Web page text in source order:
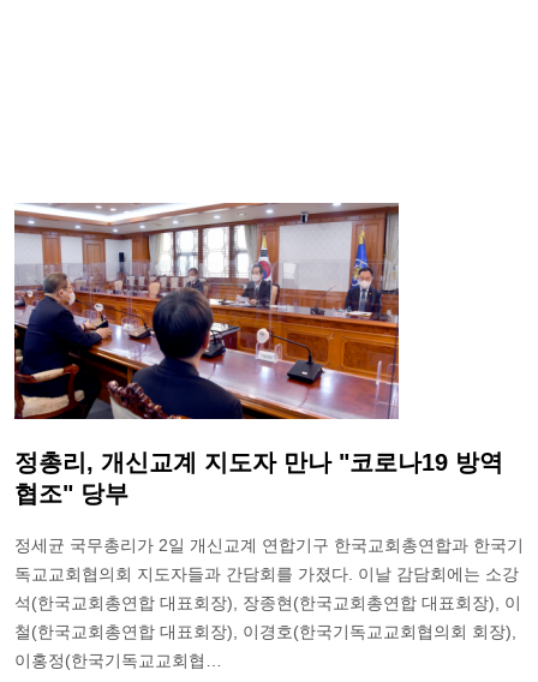
정총리, 개신교계 지도자 만나 "코로나19 방역
협조" 당부
정세균 국무총리가 2일 개신교계 연합기구 한국교회총연합과 한국기
독교교회협의회 지도자들과 간담회를 가졌다. 이날 감담회에는 소강
석(한국교회총연합 대표회장), 장종현(한국교회총연합 대표회장), 이
철(한국교회총연합 대표회장), 이경호(한국기독교교회협의회 회장),
이홍정(한국기독교교회협…